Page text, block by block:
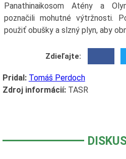
Panathinaikosom Atény a
poznačili mohutné výtržnosti.
použiť obušky a slzný plyn, aby
Zdieľajte:
Pridal: Tomáš Perdoch
Zdroj informácií:TASR